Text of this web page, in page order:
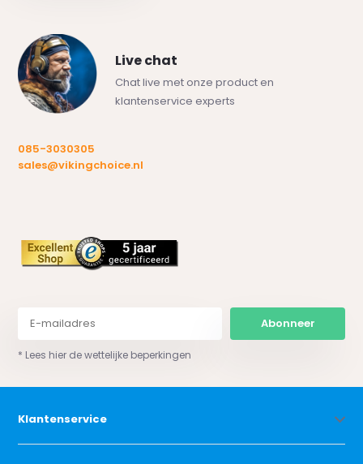
Live chat
Chat live met onze product en
klantenservice experts
085-3030305
sales@vikingchoice.nl
Abonneer
* Lees hier de wettelijke beperkingen
Klantenservice